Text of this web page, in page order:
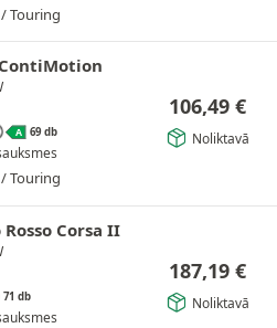
Touring
A 69 db
Touring
106,49 €
Noliktavā
Corsa II
71 db
187,19 €
Noliktavā